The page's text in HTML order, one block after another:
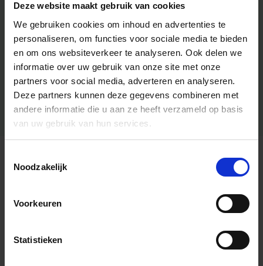
Deze website maakt gebruik van cookies
We gebruiken cookies om inhoud en advertenties te
personaliseren, om functies voor sociale media te bieden
en om ons websiteverkeer te analyseren. Ook delen we
informatie over uw gebruik van onze site met onze
partners voor social media, adverteren en analyseren.
Deze partners kunnen deze gegevens combineren met
andere informatie die u aan ze heeft verzameld op basis
van uw gebruik van hun services.
Noodzakelijk
Voorkeuren
Statistieken
Algemene informatie